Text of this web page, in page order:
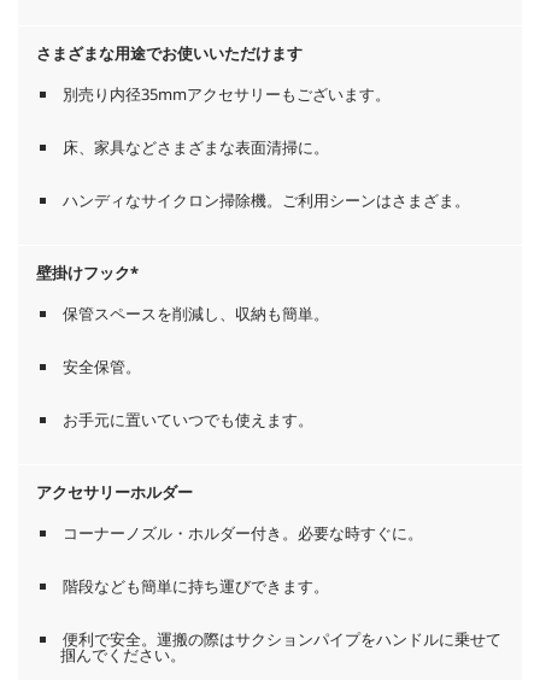
さまざまな用途でお使いいただけます
別売り内径35mmアクセサリーもございます。
床、家具などさまざまな表面清掃に。
ハンディなサイクロン掃除機。ご利用シーンはさまざま。
壁掛けフック*
保管スペースを削減し、収納も簡単。
安全保管。
お手元に置いていつでも使えます。
アクセサリーホルダー
コーナーノズル・ホルダー付き。必要な時すぐに。
階段なども簡単に持ち運びできます。
便利で安全。運搬の際はサクションパイプをハンドルに乗せて
掴んでください。